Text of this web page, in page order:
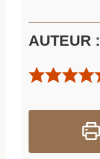
AUTEUR :